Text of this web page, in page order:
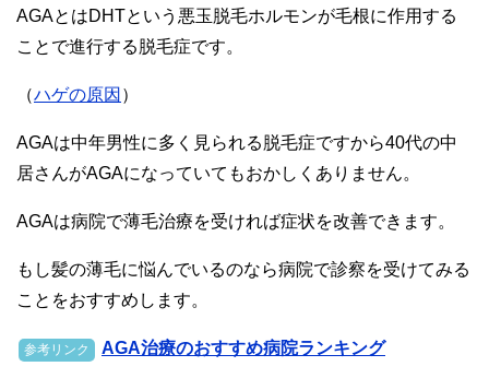
AGAとはDHTという悪玉脱毛ホルモンが毛根に作用する
ことで進行する脱毛症です。
（ハゲの原因 ）
AGAは中年男性に多く見られる脱毛症ですから40代の中
居さんがAGAになっていてもおかしくありません。
AGAは病院で薄毛治療を受ければ症状を改善できます。
もし髪の薄毛に悩んでいるのなら病院で診察を受けてみる
ことをおすすめします。
参考リンク AGA治療のおすすめ病院ランキング